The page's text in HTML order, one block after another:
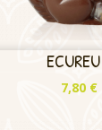
Prix
7,80 €